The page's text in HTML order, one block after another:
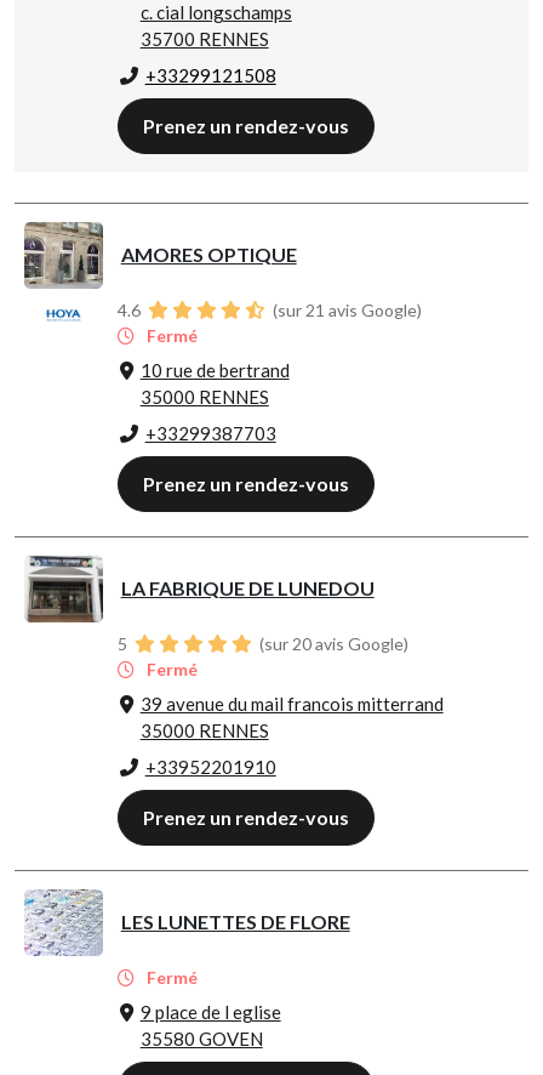
c. cial longschamps
35700 RENNES
+33299121508
Prenez un rendez-vous
AMORES OPTIQUE
4.6
(sur 21 avis Google)
Fermé
10 rue de bertrand
35000 RENNES
+33299387703
Prenez un rendez-vous
LA FABRIQUE DE LUNEDOU
5
(sur 20 avis Google)
Fermé
39 avenue du mail francois mitterrand
35000 RENNES
+33952201910
Prenez un rendez-vous
LES LUNETTES DE FLORE
Fermé
9 place de l eglise
35580 GOVEN